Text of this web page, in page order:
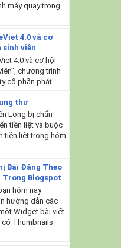
máy quay trong
4.0 và cơ
sinh viên
4.0 và cơ hội
chương trình
cổ phần phát...
thư
Long bị chẩn
tiền liệt và buộc
tiền liệt trong hôm
Bài Đăng Theo
Trong Blogspot
hôm nay
hướng dẫn các
Widget bài viết
có Thumbnails